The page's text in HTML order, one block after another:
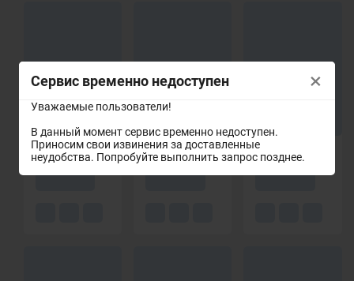
Сервис временно недоступен
Уважаемые пользователи!
В данный момент сервис временно недоступен.
Приносим свои извинения за доставленные
неудобства. Попробуйте выполнить запрос позднее.
×